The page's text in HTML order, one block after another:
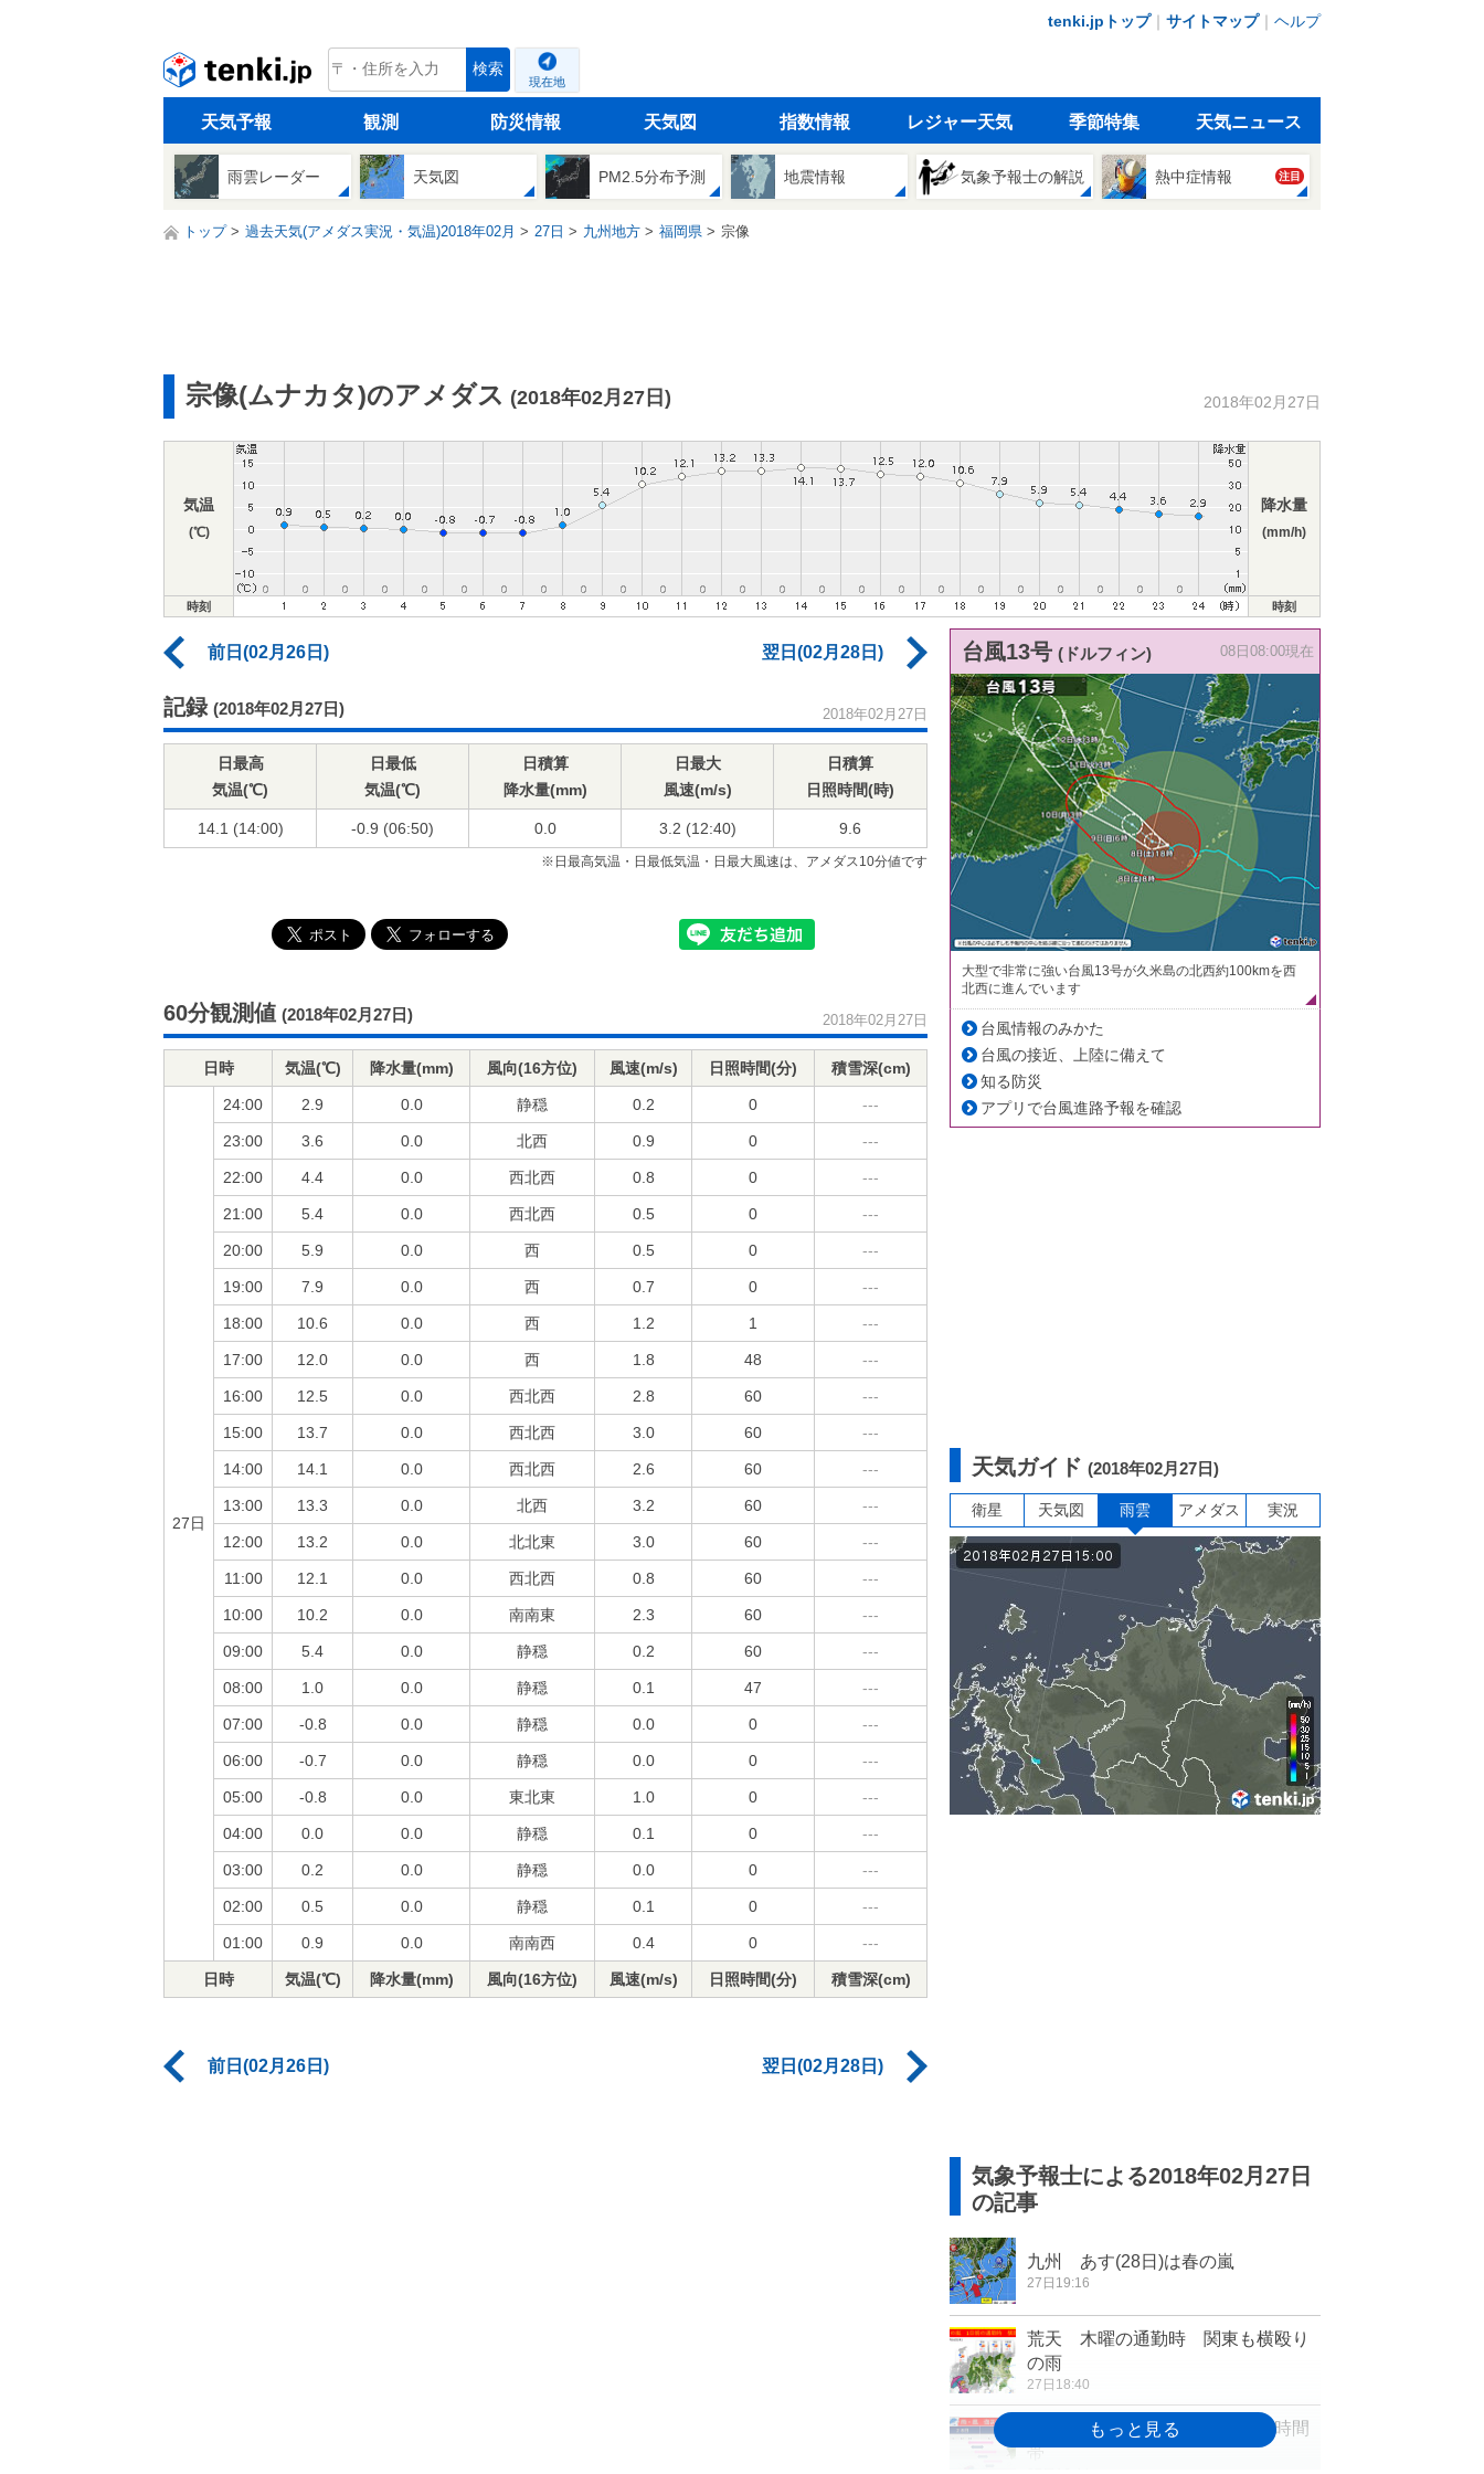
tenki.jpトップ｜ サイトマップ｜ ヘルプ
tenki.jp 検索
現在地
天気予報 観測 防災情報 天気図 指数情報 レジャー天気 季節特集 天気ニュース
雨雲レーダー 天気図 PM2.5分布予測 地震情報 気象予報士の解説 熱中症情報 注目
トップ 過去天気(アメダス実況・気温)2018年02月 27日 九州地方 福岡県 宗像
宗像(ムナカタ)のアメダス (2018年02月27日) 2018年02月27日
気温
(℃)
降水量
(mm/h)
時刻 時刻
前日(02月26日) 翌日(02月28日)
記録 (2018年02月27日) 2018年02月27日
日最高
気温(℃)
日最低
気温(℃)
日積算
降水量(mm)
日最大
風速(m/s)
日積算
日照時間(時)
14.1 (14:00) -0.9 (06:50) 0.0 3.2 (12:40) 9.6
※日最高気温・日最低気温・日最大風速は、アメダス10分値です
60分観測値 (2018年02月27日) 2018年02月27日
日時 気温(℃) 降水量(mm) 風向(16方位) 風速(m/s) 日照時間(分) 積雪深(cm)
27日
24:00 2.9 0.0 静穏 0.2 0 ---
23:00 3.6 0.0 北西 0.9 0 ---
22:00 4.4 0.0 西北西 0.8 0 ---
21:00 5.4 0.0 西北西 0.5 0 ---
20:00 5.9 0.0 西 0.5 0 ---
19:00 7.9 0.0 西 0.7 0 ---
18:00 10.6 0.0 西 1.2 1 ---
17:00 12.0 0.0 西 1.8 48 ---
16:00 12.5 0.0 西北西 2.8 60 ---
15:00 13.7 0.0 西北西 3.0 60 ---
14:00 14.1 0.0 西北西 2.6 60 ---
13:00 13.3 0.0 北西 3.2 60 ---
12:00 13.2 0.0 北北東 3.0 60 ---
11:00 12.1 0.0 西北西 0.8 60 ---
10:00 10.2 0.0 南南東 2.3 60 ---
09:00 5.4 0.0 静穏 0.2 60 ---
08:00 1.0 0.0 静穏 0.1 47 ---
07:00 -0.8 0.0 静穏 0.0 0 ---
06:00 -0.7 0.0 静穏 0.0 0 ---
05:00 -0.8 0.0 東北東 1.0 0 ---
04:00 0.0 0.0 静穏 0.1 0 ---
03:00 0.2 0.0 静穏 0.0 0 ---
02:00 0.5 0.0 静穏 0.1 0 ---
01:00 0.9 0.0 南南西 0.4 0 ---
日時 気温(℃) 降水量(mm) 風向(16方位) 風速(m/s) 日照時間(分) 積雪深(cm)
前日(02月26日) 翌日(02月28日)
台風13号 (ドルフィン) 08日08:00現在
大型で非常に強い台風13号が久米島の北西約100kmを西
北西に進んでいます
台風情報のみかた
台風の接近、上陸に備えて
知る防災
アプリで台風進路予報を確認
天気ガイド (2018年02月27日)
衛星 天気図 雨雲 アメダス 実況
気象予報士による2018年02月27日
の記事
九州 あす(28日)は春の嵐
27日19:16
荒天 木曜の通勤時 関東も横殴り
の雨
27日18:40
全国で春の嵐 雨と風 強まる時間
帯